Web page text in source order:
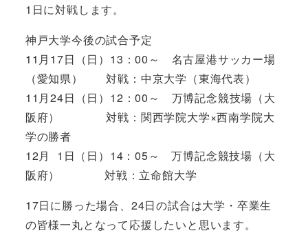
1日に対戦します。
神戸大学今後の試合予定
11月17日（日）13：00～ 名古屋港サッカー場
（愛知県） 対戦：中京大学（東海代表）
11月24日（日）12：00～ 万博記念競技場（大
阪府） 対戦：関西学院大学×西南学院大
学の勝者
12月 1日（日）14：05～ 万博記念競技場（大
阪府） 対戦：立命館大学
17日に勝った場合、24日の試合は大学・卒業生
の皆様一丸となって応援したいと思います。